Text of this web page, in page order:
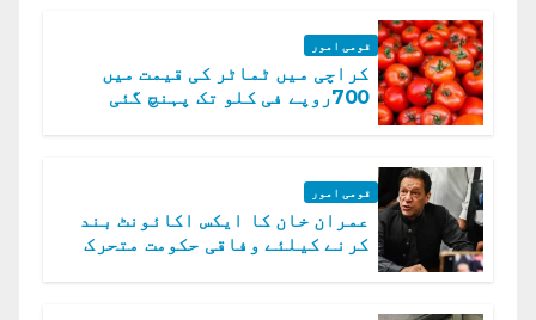
قومی امور
کراچی میں ٹماٹر کی قیمت میں
700روپے فی کلو تک پہنچ گئی
قومی امور
عمران خان کا ایکس اکائونٹ بند
کرنے کیلئے وفاقی حکومت متحرک